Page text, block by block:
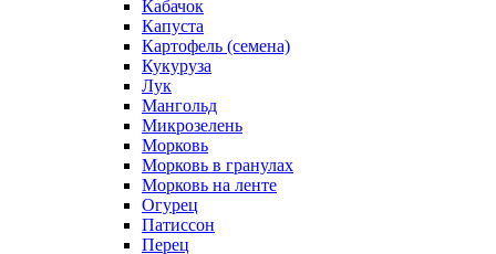
Кабачок
Капуста
Картофель (семена)
Кукуруза
Лук
Мангольд
Микрозелень
Морковь
Морковь в гранулах
Морковь на ленте
Огурец
Патиссон
Перец